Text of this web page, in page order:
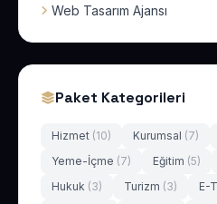
Web Tasarım Ajansı
Paket Kategorileri
Hizmet (10) Kurumsal (7)
Yeme-İçme (7) Eğitim (5)
Hukuk (3) Turizm (3) E-